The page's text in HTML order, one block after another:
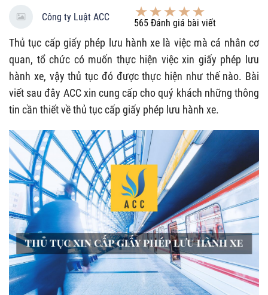
Công ty Luật ACC
565 Đánh giá bài viết
Thủ tục cấp giấy phép lưu hành xe là việc mà cá nhân cơ
quan, tổ chức có muốn thực hiện việc xin giấy phép lưu
hành xe, vậy thủ tục đó được thực hiện như thế nào. Bài
viết sau đây ACC xin cung cấp cho quý khách những thông
tin cần thiết về thủ tục cấp giấy phép lưu hành xe.